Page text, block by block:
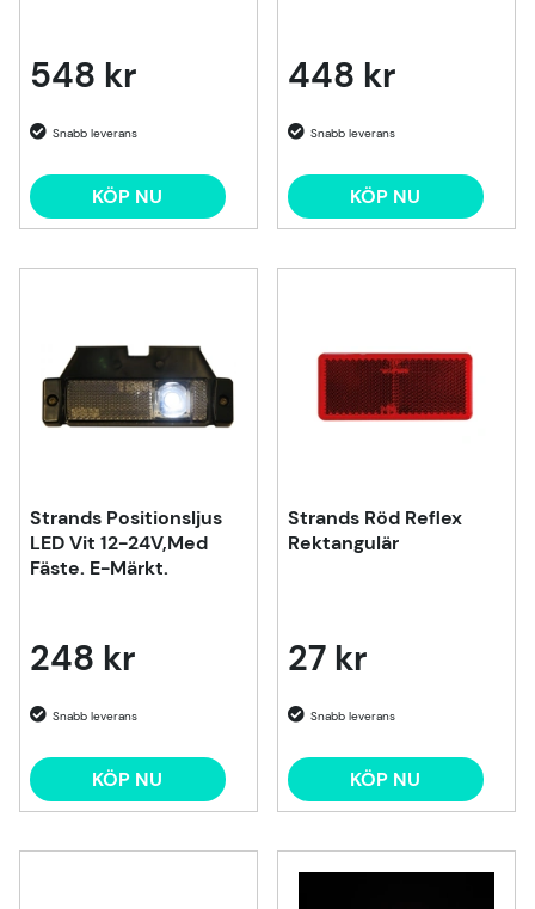
548 kr
KÖP NU
448 kr
KÖP NU
Strands Positionsljus
LED Vit 12-24V,Med
Fäste. E-Märkt.
248 kr
KÖP NU
Strands Röd Reflex
Rektangulär
27 kr
KÖP NU